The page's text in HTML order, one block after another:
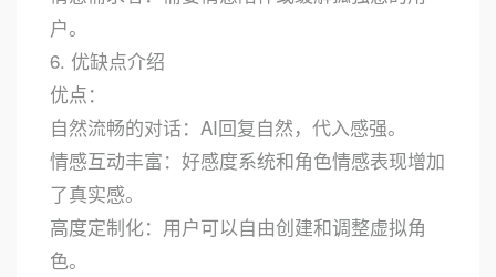
户。
6. 优缺点介绍
优点：
自然流畅的对话：AI回复自然，代入感强。
情感互动丰富：好感度系统和角色情感表现增加
了真实感。
高度定制化：用户可以自由创建和调整虚拟角
色。